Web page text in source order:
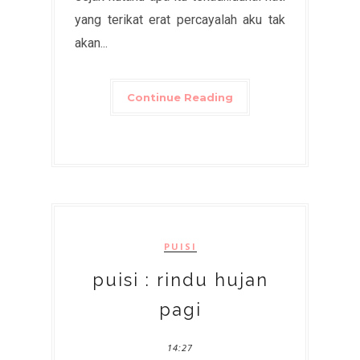
yang terikat erat percayalah aku tak
akan...
Continue Reading
PUISI
puisi : rindu hujan
pagi
14:27